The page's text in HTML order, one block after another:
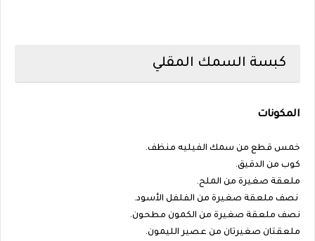
كبسة السمك المقلي
المكونات
خمس قطع من سمك الفيليه منظف.
كوب من الدقيق.
ملعقة صغيرة من الملح.
نصف ملعقة صغيرة من الفلفل الأسود.
نصف ملعقة صغيرة من الكمون مطحون.
ملعقتان صغيرتان من عصير الليمون.